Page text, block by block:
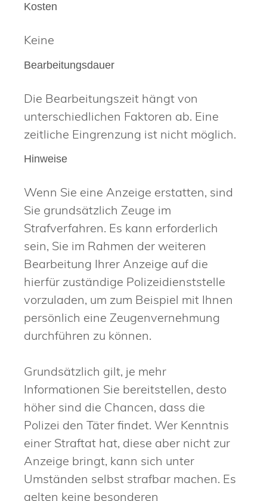
Kosten
Keine
Bearbeitungsdauer
Die Bearbeitungszeit hängt von
unterschiedlichen Faktoren ab. Eine
zeitliche Eingrenzung ist nicht möglich.
Hinweise
Wenn Sie eine Anzeige erstatten, sind
Sie grundsätzlich Zeuge im
Strafverfahren. Es kann erforderlich
sein, Sie im Rahmen der weiteren
Bearbeitung Ihrer Anzeige auf die
hierfür zuständige Polizeidienststelle
vorzuladen, um zum Beispiel mit Ihnen
persönlich eine Zeugenvernehmung
durchführen zu können.
Grundsätzlich gilt, je mehr
Informationen Sie bereitstellen, desto
höher sind die Chancen, dass die
Polizei den Täter findet. Wer Kenntnis
einer Straftat hat, diese aber nicht zur
Anzeige bringt, kann sich unter
Umständen selbst strafbar machen. Es
gelten keine besonderen